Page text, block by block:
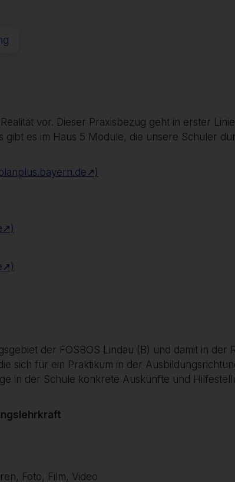
vor. Dieser Praxisbezug geht in erster
gibt es im Haus 5 Module, die unsere Schüler
der FOSBOS Lindau (B) und damit in
sich für ein Praktikum in der
in der Schule konkrete Auskünfte und
Foto, Film, Video